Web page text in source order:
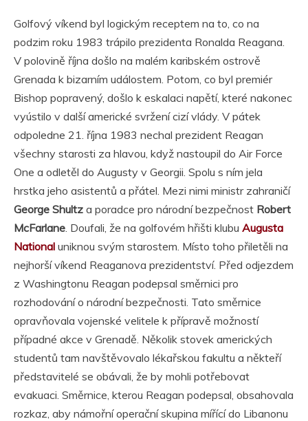
Golfový víkend byl logickým receptem na to, co na
podzim roku 1983 trápilo prezidenta Ronalda Reagana.
V polovině října došlo na malém karibském ostrově
Grenada k bizarním událostem. Potom, co byl premiér
Bishop popravený, došlo k eskalaci napětí, které nakonec
vyústilo v další americké svržení cizí vlády. V pátek
odpoledne 21. října 1983 nechal prezident Reagan
všechny starosti za hlavou, když nastoupil do Air Force
One a odletěl do Augusty v Georgii. Spolu s ním jela
hrstka jeho asistentů a přátel. Mezi nimi ministr zahraničí
George Shultz a poradce pro národní bezpečnost Robert
McFarlane . Doufali, že na golfovém hřišti klubu Augusta
National uniknou svým starostem. Místo toho přiletěli na
nejhorší víkend Reaganova prezidentství. Před odjezdem
z Washingtonu Reagan podepsal směrnici pro
rozhodování o národní bezpečnosti. Tato směrnice
opravňovala vojenské velitele k přípravě možností
případné akce v Grenadě. Několik stovek amerických
studentů tam navštěvovalo lékařskou fakultu a někteří
představitelé se obávali, že by mohli potřebovat
evakuaci. Směrnice, kterou Reagan podepsal, obsahovala
rozkaz, aby námořní operační skupina mířící do Libanonu